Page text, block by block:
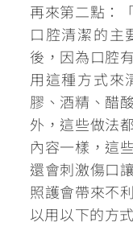
再來第二點：
口腔清潔的主
後，因為口腔
用這種方式來
膠、酒精、醋
外，這些做法
內容一樣，這
還會刺激傷口
照護會帶來不
以用以下的方